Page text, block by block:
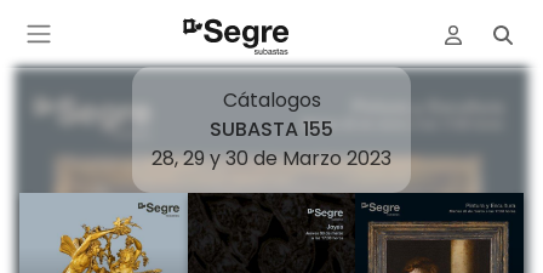
Cátalogos
SUBASTA 155
28, 29 y 30 de Marzo 2023